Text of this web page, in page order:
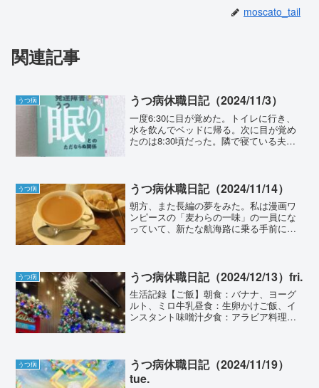
moscato_tail
関連記事
うつ病 うつ病休職日記（2024/11/3）
一度6:30に目が覚めた。トイレに行き、
水を飲んでベッドに帰る。次に目が覚め
たのは8:30頃だった。隣で寝ている夫、
しれないけれど。...
うつ病 うつ病休職日記（2024/11/14）
朝方、また長編の夢をみた。私は漫画ワ
ンピースの「麦わらの一味」の一員にな
っていて、新たな航海路に乗る手前にい
新航海路に乗ろう、と相談...
うつ病 うつ病休職日記（2024/12/13）fri.
生活記録【ご飯】朝食：バナナ、ヨーグ
ルト、ミロ牛乳昼食：生卵かけご飯、イ
ンスタント味噌汁夕食：アラビア料理
ンクは合宿所みたいに長...
うつ病
うつ病休職日記（2024/11/19）
tue.